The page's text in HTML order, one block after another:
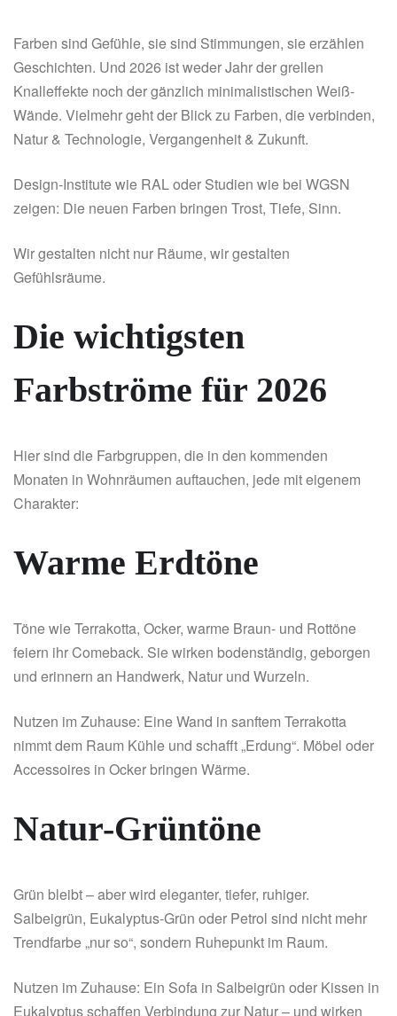
Farben sind Gefühle, sie sind Stimmungen, sie erzählen
Geschichten. Und 2026 ist weder Jahr der grellen
Knalleffekte noch der gänzlich minimalistischen Weiß-
Wände. Vielmehr geht der Blick zu Farben, die verbinden,
Natur & Technologie, Vergangenheit & Zukunft.
Design-Institute wie RAL oder Studien wie bei WGSN
zeigen: Die neuen Farben bringen Trost, Tiefe, Sinn.
Wir gestalten nicht nur Räume, wir gestalten
Gefühlsräume.
Die wichtigsten
Farbströme für 2026
Hier sind die Farbgruppen, die in den kommenden
Monaten in Wohnräumen auftauchen, jede mit eigenem
Charakter:
Warme Erdtöne
Töne wie Terrakotta, Ocker, warme Braun- und Rottöne
feiern ihr Comeback. Sie wirken bodenständig, geborgen
und erinnern an Handwerk, Natur und Wurzeln.
Nutzen im Zuhause: Eine Wand in sanftem Terrakotta
nimmt dem Raum Kühle und schafft „Erdung“. Möbel oder
Accessoires in Ocker bringen Wärme.
Natur-Grüntöne
Grün bleibt – aber wird eleganter, tiefer, ruhiger.
Salbeigrün, Eukalyptus-Grün oder Petrol sind nicht mehr
Trendfarbe „nur so“, sondern Ruhepunkt im Raum.
Nutzen im Zuhause: Ein Sofa in Salbeigrün oder Kissen in
Eukalyptus schaffen Verbindung zur Natur – und wirken